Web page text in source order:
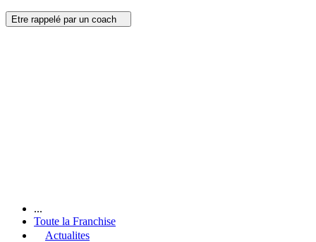
Etre rappelé par un coach
...
Toute la Franchise
Actualites